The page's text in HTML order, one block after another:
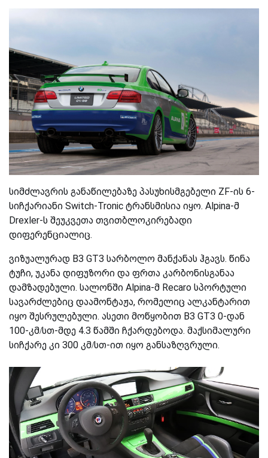
სიმძლავრის განაწილებაზე პასუხისმგებელი ZF-ის 6-
სიჩქარიანი Switch-Tronic ტრანსმისია იყო. Alpina-მ
Drexler-ს შეუკვეთა თვითბლოკირებადი
დიფერენციალიც.
ვიზუალურად B3 GT3 სარბოლო მანქანას ჰგავს. წინა
ტუჩი, უკანა დიფუზორი და ფრთა კარბონისგანაა
დამზადებული. სალონში Alpina-მ Recaro სპორტული
სავარძლებიც დაამონტაჟა, რომელიც ალკანტარით
იყო შესრულებული. ასეთი მოწყობით B3 GT3 0-დან
100-კმ/სთ-მდე 4.3 წამში ჩქარდებოდა. მაქსიმალური
სიჩქარე კი 300 კმ/სთ-ით იყო განსაზღვრული.